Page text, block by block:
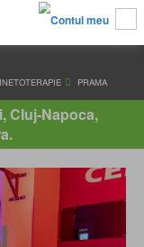
KINETOTERAPIE
Cluj-Napoca,